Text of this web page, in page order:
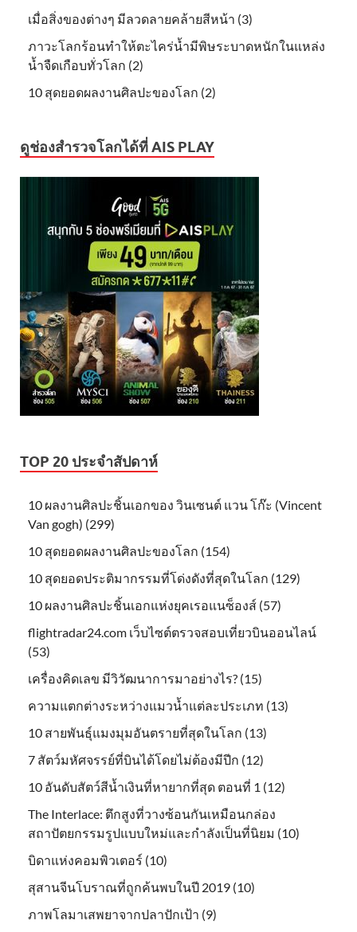
เมื่อสิ่งของต่างๆ มีลวดลายคล้ายสีหน้า (3)
ภาวะโลกร้อนทำให้ตะไคร่น้ำมีพิษระบาดหนักในแหล่ง
น้ำจืดเกือบทั่วโลก (2)
10 สุดยอดผลงานศิลปะของโลก (2)
ดูช่องสำรวจโลกได้ที่ AIS PLAY
TOP 20 ประจำสัปดาห์
10 ผลงานศิลปะชิ้นเอกของ วินเซนต์ แวน โก๊ะ (Vincent
Van gogh) (299)
10 สุดยอดผลงานศิลปะของโลก (154)
10 สุดยอดประติมากรรมที่โด่งดังที่สุดในโลก (129)
10 ผลงานศิลปะชิ้นเอกแห่งยุคเรอแนซ็องส์ (57)
flightradar24.com เว็บไซต์ตรวจสอบเที่ยวบินออนไลน์
(53)
เครื่องคิดเลข มีวิวัฒนาการมาอย่างไร? (15)
ความแตกต่างระหว่างแมวน้ำแต่ละประเภท (13)
10 สายพันธุ์แมงมุมอันตรายที่สุดในโลก (13)
7 สัตว์มหัศจรรย์ที่บินได้โดยไม่ต้องมีปีก (12)
10 อันดับสัตว์สีน้ำเงินที่หายากที่สุด ตอนที่ 1 (12)
The Interlace: ตึกสูงที่วางซ้อนกันเหมือนกล่อง
สถาปัตยกรรมรูปแบบใหม่และกำลังเป็นที่นิยม (10)
บิดาแห่งคอมพิวเตอร์ (10)
สุสานจีนโบราณที่ถูกค้นพบในปี 2019 (10)
ภาพโลมาเสพยาจากปลาปักเป้า (9)